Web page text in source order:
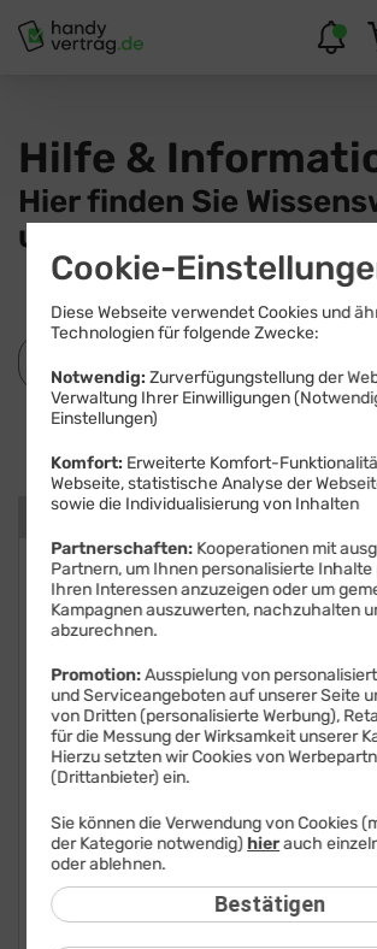
Hilfe &
Hier finden Sie
und Hilfestellungen.
Kategorien
FAQ: Am häufigsten gesucht
Festnetz
Festnetz-Geräte
Kundendaten
Mobilfunk
Mobilfunk-Geräte
Android Version
APN
Cookie-
Diese Webseite verwendet Cookies und
Technologien für folgende Zwecke:
Notwendig: Zurverfügungstellung der
Verwaltung Ihrer Einwilligungen
Einstellungen)
Komfort: Erweiterte Komfort-
Webseite, statistische Analyse der
sowie die Individualisierung von Inhalten
Partnerschaften: Kooperationen mit
Partnern, um Ihnen personalisierte Inhalte
Ihren Interessen anzuzeigen oder um
Kampagnen auszuwerten, nachzuhalten
abzurechnen.
Promotion:Ausspielung von
und Serviceangeboten auf unserer Seite
von Dritten (personalisierte Werbung),
für die Messung der Wirksamkeit unserer
Hierzu setzten wir Cookies von
(Drittanbieter) ein.
Sie können die Verwendung von Cookies
der Kategorie notwendig) hierauch
oder ablehnen.
Bestätigen